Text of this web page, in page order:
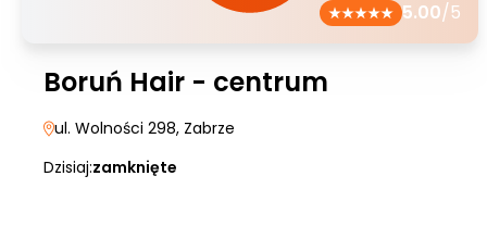
5.00/5
Boruń Hair - centrum
ul. Wolności 298, Zabrze
Dzisiaj:zamknięte